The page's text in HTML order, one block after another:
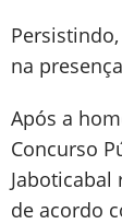
na
Após a
Concurso
Jaboticabal
de acordo